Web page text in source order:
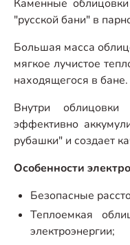
Каменные
"русской бани" в
Большая масса
мягкое лучистое
находящегося в бане.
Внутри облицовки
эффективно
рубашки" и создает
Особенности
Безопасные
Теплоемкая
электроэнергии;